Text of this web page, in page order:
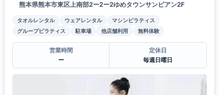
熊本県熊本市東区上南部2ー2ー2ゆめタウンサンピアン2F
タオルレンタル ウェアレンタル
マシンピラティス
グループピラティス
駐車場 他店舗利用 無料体験
営業時間
ー
定休日
毎週日曜日